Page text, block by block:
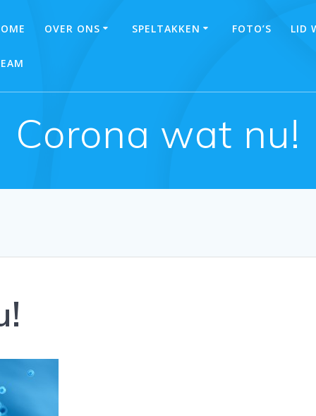
OVER ONS SPELTAKKEN FOTO’S LID
Corona wat nu!